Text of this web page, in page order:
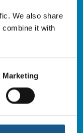
We also share
it with
Marketing